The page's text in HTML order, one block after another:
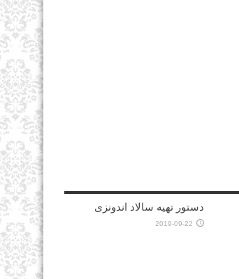
دستور تهیه سالاد اندونزی
2019-09-22